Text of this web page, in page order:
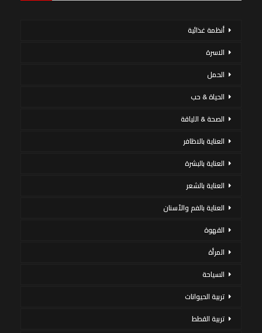
أنظمة غذائية
الاسرة
الحمل
الحياة & حب
الصحة & اللياقة
العناية بالاظافر
العناية بالبشرة
العناية بالشعر
العناية بالفم والأسنان
القهوة
المرأة
السياحة
تربية الحيوانات
تربية القطط